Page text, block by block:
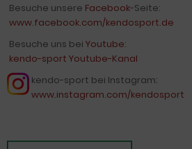
Besuche unsere Facebook-Seite:
www.facebook.com/kendosport.de
Besuche uns bei Youtube:
kendo-sport Youtube-Kanal
kendo-sport bei Instagram:
www.instagram.com/kendosport